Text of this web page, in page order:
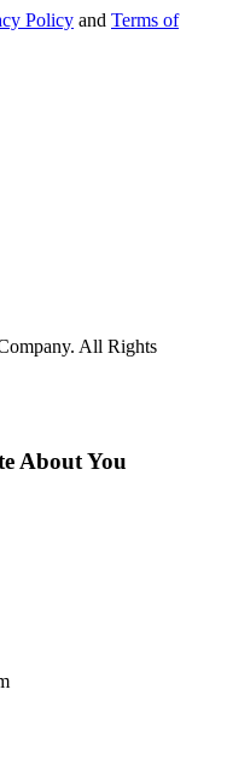
Policy and Terms of
All Rights
About You